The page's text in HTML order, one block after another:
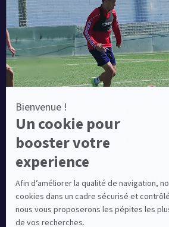
Une société de :
Equipementier sportif leader en
10 ans, Ekinsport a été distingué
Capital dans son classement des
commerce en ligne 2024 »,